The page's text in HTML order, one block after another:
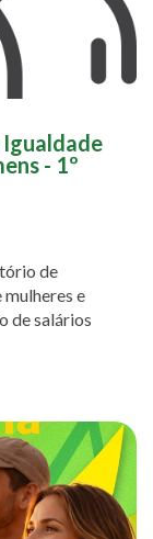
- 1º
de
e
de salários